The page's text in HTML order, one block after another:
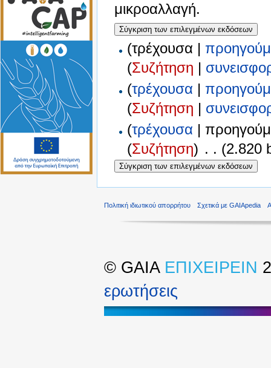
μικροαλλαγή.
(τρέχουσα |
(Συζήτηση |
(τρέχουσα |
(Συζήτηση |
(τρέχουσα |
(Συζήτηση) . . (2.820
Πολιτική ιδιωτικού απορρήτου Σχετικά με GAIApedia
© GAIA ΕΠΙΧΕΙΡΕΙΝ
ερωτήσεις